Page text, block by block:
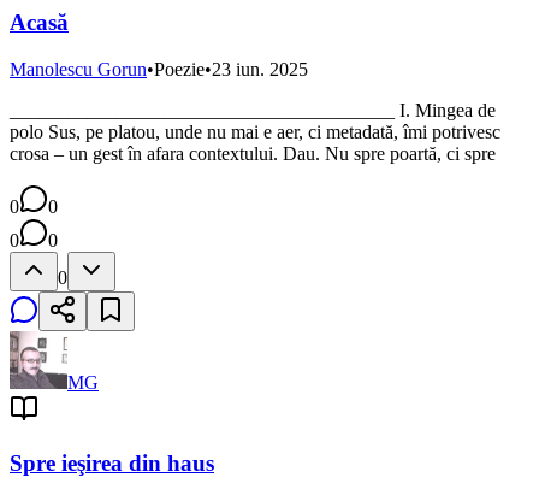
Acasă
Manolescu Gorun•Poezie•23 iun. 2025
________________________________________ I. Mingea de
polo Sus, pe platou, unde nu mai e aer, ci metadată, îmi potrivesc
crosa – un gest în afara contextului. Dau. Nu spre poartă, ci spre
0
0
0
0
0
MG
Spre ieşirea din haus